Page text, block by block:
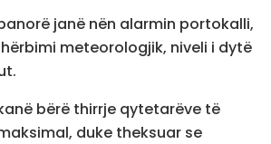
janë nën alarmin portokalli,
meteorologjik, niveli i dytë
bërë thirrje qytetarëve të
duke theksuar se